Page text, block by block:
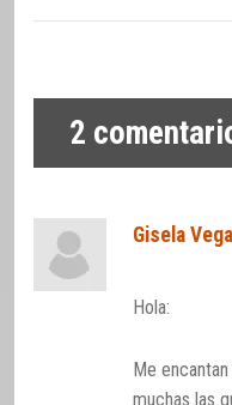
2
Gisela Vega
Hola:
Me
muchas las